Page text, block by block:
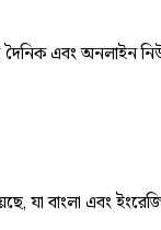
দৈনিক এবং
যা বাংলা এবং